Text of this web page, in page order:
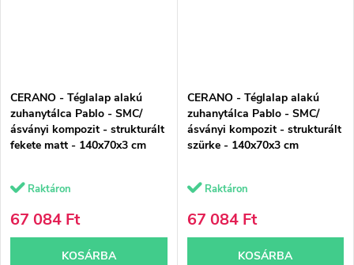
CERANO - Téglalap alakú
zuhanytálca Pablo - SMC/
ásványi kompozit - strukturált
fekete matt - 140x70x3 cm
Raktáron
67 084 Ft
KOSÁRBA
CERANO - Téglalap alakú
zuhanytálca Pablo - SMC/
ásványi kompozit - strukturált
szürke - 140x70x3 cm
Raktáron
67 084 Ft
KOSÁRBA